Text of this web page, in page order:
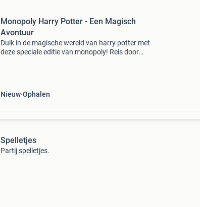
Monopoly Harry Potter - Een Magisch
Avontuur
Duik in de magische wereld van harry potter met
deze speciale editie van monopoly! Reis door
Nieuw Ophalen
Spelletjes
Partij spelletjes.